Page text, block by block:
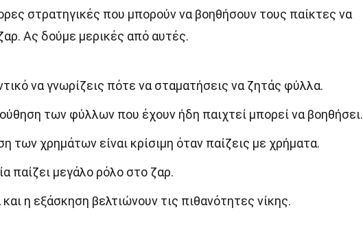
στρατηγικές που μπορούν να βοηθήσουν τους παίκτες να
Ας δούμε μερικές από αυτές.
να γνωρίζεις πότε να σταματήσεις να ζητάς φύλλα.
των φύλλων που έχουν ήδη παιχτεί μπορεί να βοηθήσει.
των χρημάτων είναι κρίσιμη όταν παίζεις με χρήματα.
παίζει μεγάλο ρόλο στο ζαρ.
η εξάσκηση βελτιώνουν τις πιθανότητες νίκης.